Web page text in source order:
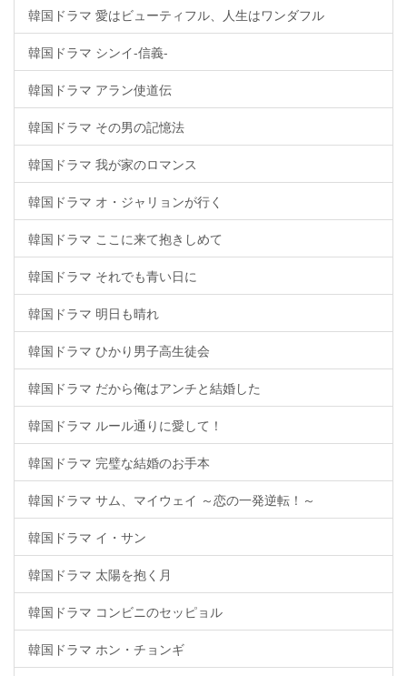
韓国ドラマ 愛はビューティフル、人生はワンダフル
韓国ドラマ シンイ-信義-
韓国ドラマ アラン使道伝
韓国ドラマ その男の記憶法
韓国ドラマ 我が家のロマンス
韓国ドラマ オ・ジャリョンが行く
韓国ドラマ ここに来て抱きしめて
韓国ドラマ それでも青い日に
韓国ドラマ 明日も晴れ
韓国ドラマ ひかり男子高生徒会
韓国ドラマ だから俺はアンチと結婚した
韓国ドラマ ルール通りに愛して！
韓国ドラマ 完璧な結婚のお手本
韓国ドラマ サム、マイウェイ ～恋の一発逆転！～
韓国ドラマ イ・サン
韓国ドラマ 太陽を抱く月
韓国ドラマ コンビニのセッピョル
韓国ドラマ ホン・チョンギ